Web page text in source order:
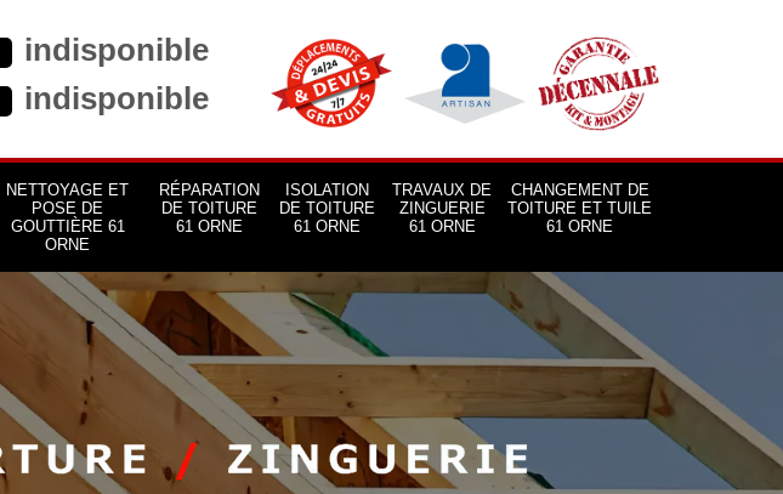
indisponible
indisponible
NETTOYAGE ET
POSE DE
GOUTTIÈRE 61
ORNE
RÉPARATION
DE TOITURE
61 ORNE
ISOLATION
DE TOITURE
61 ORNE
TRAVAUX DE
ZINGUERIE
61 ORNE
CHANGEMENT DE
TOITURE ET TUILE
61 ORNE